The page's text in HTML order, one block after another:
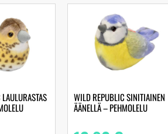
WILD REPUBLIC SINITIAINEN
ÄÄNELLÄ – PEHMOLELU